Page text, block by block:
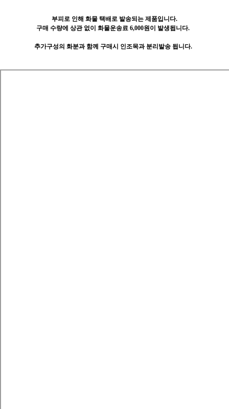
부피로 인해 화물 택배로 발송되는 제품입니다.
구매 수량에 상관 없이 화물운송료 6,000원이 발생됩니다.
추가구성의 화분과 함께 구매시 인조목과 분리발송 됩니다.